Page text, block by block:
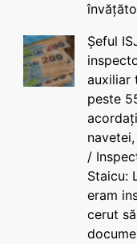
Șeful
auxiliar
peste
/
Staicu:
eram
cerut